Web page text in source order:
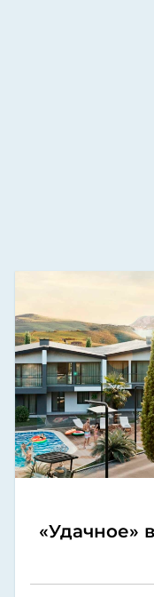
«Удачное»